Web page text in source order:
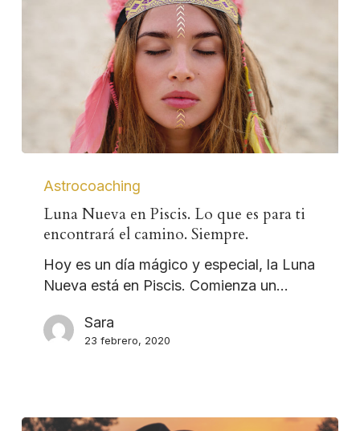
Astrocoaching
Luna Nueva en Piscis. Lo que es para ti
encontrará el camino. Siempre.
Hoy es un día mágico y especial, la Luna
Nueva está en Piscis. Comienza un…
Sara
23 febrero, 2020